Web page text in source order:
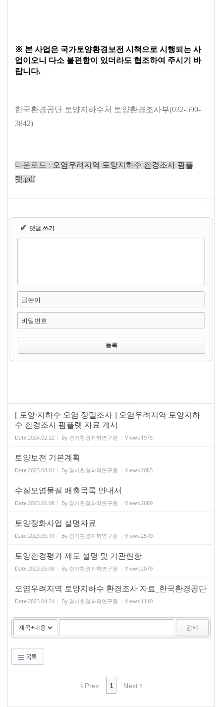
※ 본 사업은 국가토양환경보전 시책으로 시행되는 사
업이오니 다소 불편함이 있더라도 협조하여 주시기 바
랍니다.
한국환경공단 토양지하수처 토양환경조사부(032-590-
3842)
다운로드 : 오염우려지역 토양지하수 환경조사 팜플
렛.pdf
✔ 댓글 쓰기
글쓴이
비밀번호
[ 토양·지하수 오염 정밀조사 ] 오염우려지역 토양지하
수 환경조사 팜플렛 자료 게시
Date2024.02.22 By 경기환경과학연구원 Views 1975
토양보전 기본계획
Date2023.08.01 By 경기환경과학연구원 Views2083
수질오염물질 배출목록 안내서
Date2023.06.08 By 경기환경과학연구원 Views2689
토양정화사업 설명자료
Date2023.05.19 By 경기환경과학연구원 Views2570
토양환경평가 제도 설명 및 기관현황
Date2023.05.08 By 경기환경과학연구원 Views2079
오염우려지역 토양지하수 환경조사 자료_한국환경공단
Date2023.04.24 By 경기환경과학연구원 Views 1110
검색
목록
Prev 1 Next